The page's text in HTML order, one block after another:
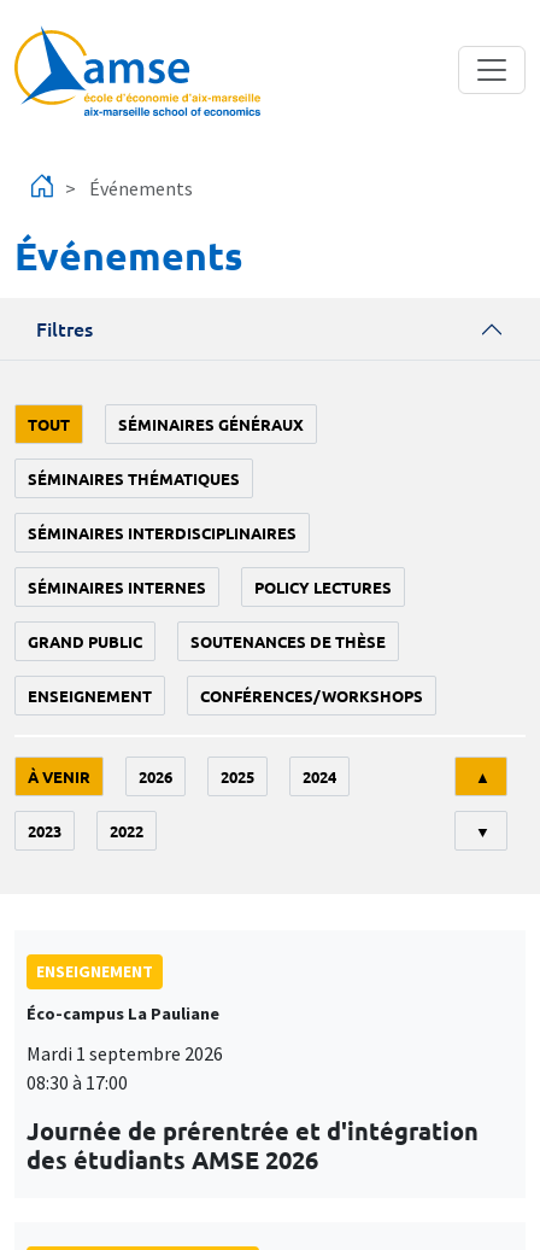
Événements
Événements
Filtres
TOUT SÉMINAIRES GÉNÉRAUX
SÉMINAIRES THÉMATIQUES
SÉMINAIRES INTERDISCIPLINAIRES
SÉMINAIRES INTERNES POLICY LECTURES
GRAND PUBLIC SOUTENANCES DE THÈSE
ENSEIGNEMENT CONFÉRENCES/WORKSHOPS
À VENIR 2026 2025 2024
2023 2022
▲
▼
ENSEIGNEMENT
Éco-campus La Pauliane
Mardi 1 septembre 2026
08:30 à 17:00
Journée de prérentrée et d'intégration
des étudiants AMSE 2026